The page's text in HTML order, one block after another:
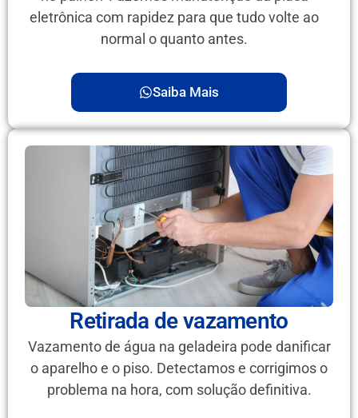
eletrônica com rapidez para que tudo volte ao
normal o quanto antes.
Saiba Mais
Retirada de vazamento
Vazamento de água na geladeira pode danificar
o aparelho e o piso. Detectamos e corrigimos o
problema na hora, com solução definitiva.